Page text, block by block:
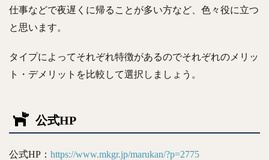
仕事などで夜遅くに帰ることが多い方など、色々役に立つ
と思います。
タイプによってそれぞれ特徴があるのでそれぞれのメリッ
ト・デメリットを比較して選択しましょう。
公式HP
公式HP： https://www.mkgr.jp/marukan/?p=2775